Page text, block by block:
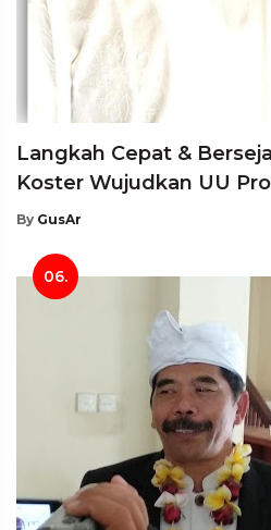
Langkah Cepat &
Koster Wujudkan UU
By GusAr
06.